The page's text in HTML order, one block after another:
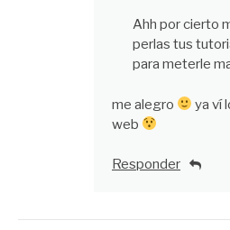
Ahh por cierto
perlas tus
para meterle
me alegro
ya ví
web
Responder